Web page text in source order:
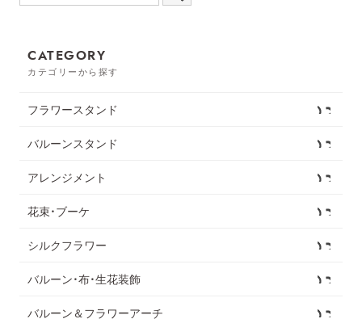
CATEGORY
カテゴリーから探す
フラワースタンド
バルーンスタンド
アレンジメント
花束・ブーケ
シルクフラワー
バルーン・布・生花装飾
バルーン＆フラワーアーチ